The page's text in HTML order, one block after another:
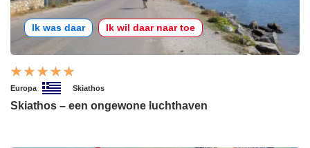
Ik was daar Ik wil daar naar toe
Europa Skiathos
Skiathos – een ongewone luchthaven